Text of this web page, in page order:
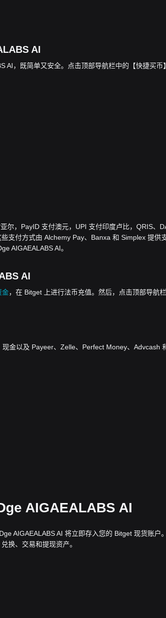
AI
AI，既简单又安全。点击顶部导航栏中的【快捷买币
尔，PayID 支付澳元，UPI 支付印度卢比，QRIS、
支付方式由 Alchemy Pay、Banxa 和 Simplex 提供
AIGAEALABS AI。
AI
金，在 Bitget 上进行法币充值。然后，点击顶部导航
金以及 Payeer、Zelle、Perfect Money、Advcash
AIGAEALABS AI
AIGAEALABS AI 将立即存入您的 Bitget 现货账户
换、交易和提现资产。